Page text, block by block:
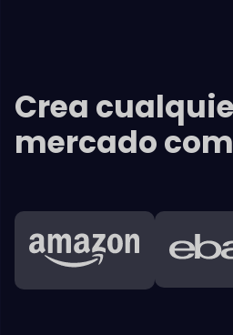
Crea
mercado